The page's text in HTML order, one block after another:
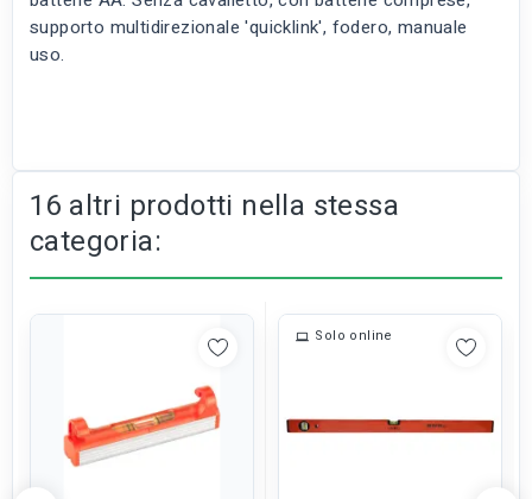
supporto multidirezionale 'quicklink', fodero, manuale
uso.
16 altri prodotti nella stessa
categoria:
Solo online